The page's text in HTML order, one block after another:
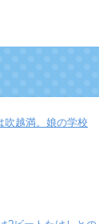
吹越満。娘の学校